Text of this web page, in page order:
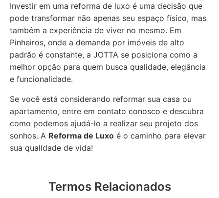
Investir em uma reforma de luxo é uma decisão que
pode transformar não apenas seu espaço físico, mas
também a experiência de viver no mesmo. Em
Pinheiros, onde a demanda por imóveis de alto
padrão é constante, a JOTTA se posiciona como a
melhor opção para quem busca qualidade, elegância
e funcionalidade.
Se você está considerando reformar sua casa ou
apartamento, entre em contato conosco e descubra
como podemos ajudá-lo a realizar seu projeto dos
sonhos. A Reforma de Luxo é o caminho para elevar
sua qualidade de vida!
Termos Relacionados